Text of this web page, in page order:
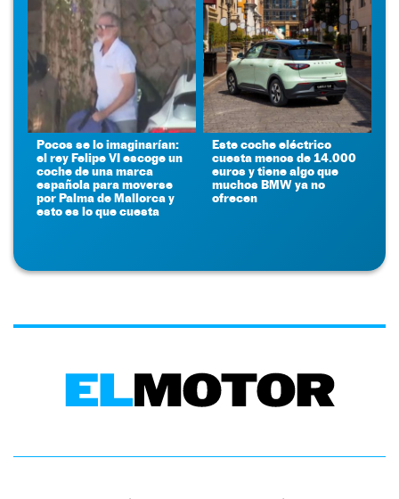
Pocos se lo imaginarían:
el rey Felipe VI escoge un
coche de una marca
española para moverse
por Palma de Mallorca y
esto es lo que cuesta
Este coche eléctrico
cuesta menos de 14.000
euros y tiene algo que
muchos BMW ya no
ofrecen